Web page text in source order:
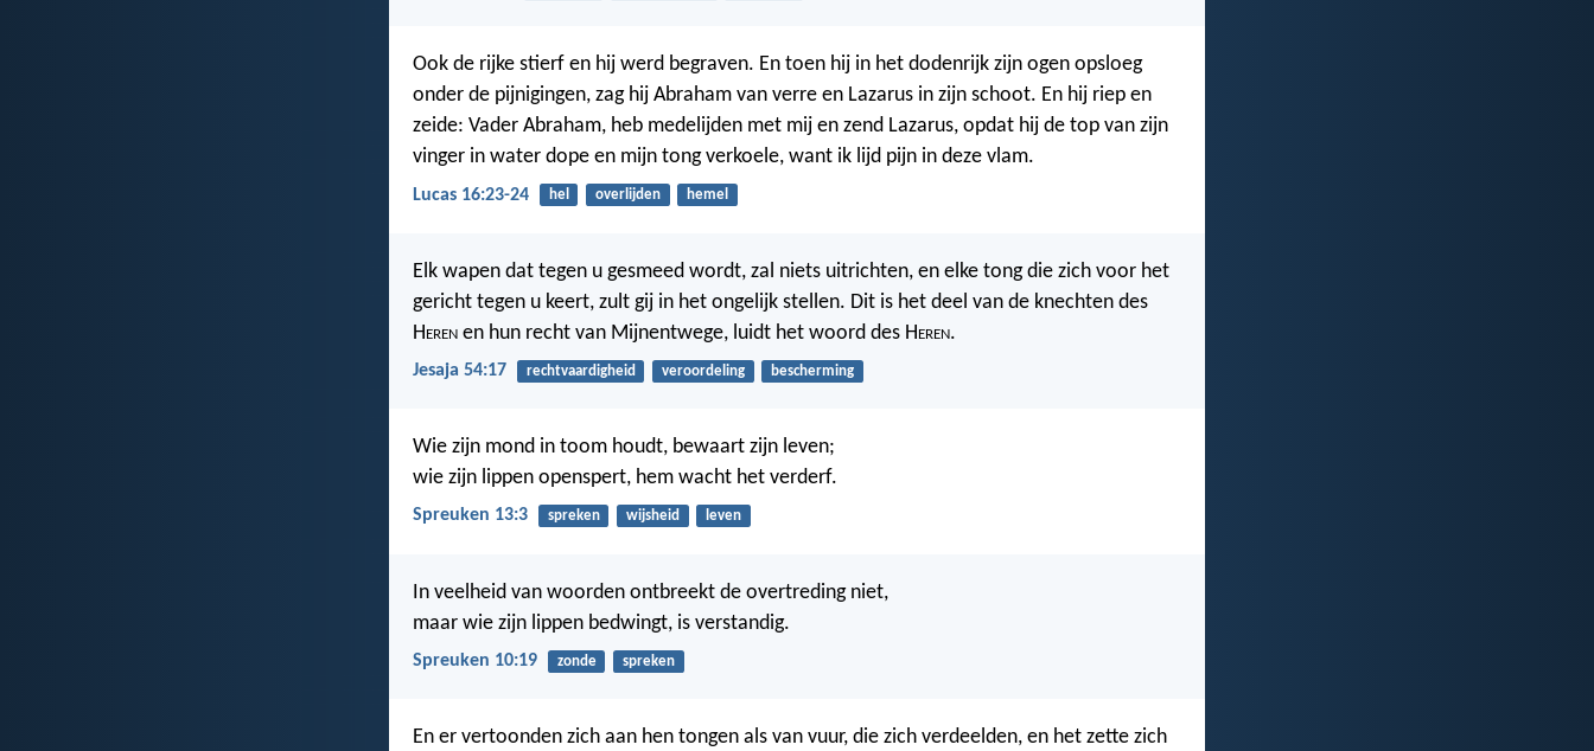
Ook de rijke stierf en hij werd begraven. En toen hij in het dodenrijk zijn ogen opsloeg
onder de pijnigingen, zag hij Abraham van verre en Lazarus in zijn schoot. En hij riep en
zeide: Vader Abraham, heb medelijden met mij en zend Lazarus, opdat hij de top van zijn
vinger in water dope en mijn tong verkoele, want ik lijd pijn in deze vlam.
Lucas 16:23-24 hel overlijden hemel
Elk wapen dat tegen u gesmeed wordt, zal niets uitrichten, en elke tong die zich voor het
gericht tegen u keert, zult gij in het ongelijk stellen. Dit is het deel van de knechten des
Heren en hun recht van Mijnentwege, luidt het woord des Heren.
Jesaja 54:17 rechtvaardigheid veroordeling bescherming
Wie zijn mond in toom houdt, bewaart zijn leven;
wie zijn lippen openspert, hem wacht het verderf.
Spreuken 13:3 spreken wijsheid leven
In veelheid van woorden ontbreekt de overtreding niet,
maar wie zijn lippen bedwingt, is verstandig.
Spreuken 10:19 zonde spreken
En er vertoonden zich aan hen tongen als van vuur, die zich verdeelden, en het zette zich